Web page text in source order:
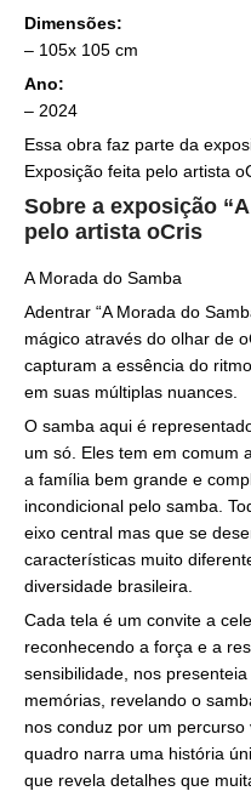
Dimensões:
– 105x 105 cm
Ano:
– 2024
Essa obra faz parte da
Exposição feita pelo artista
Sobre a exposição
pelo artista oCris
A Morada do Samba
Adentrar “A Morada do
mágico através do olhar de
capturam a essência do
em suas múltiplas nuances.
O samba aqui é
um só. Eles tem em comum
a família bem grande e
incondicional pelo samba.
eixo central mas que se
características muito
diversidade brasileira.
Cada tela é um convite a
reconhecendo a força e a
sensibilidade, nos
memórias, revelando o
nos conduz por um
quadro narra uma história
que revela detalhes que